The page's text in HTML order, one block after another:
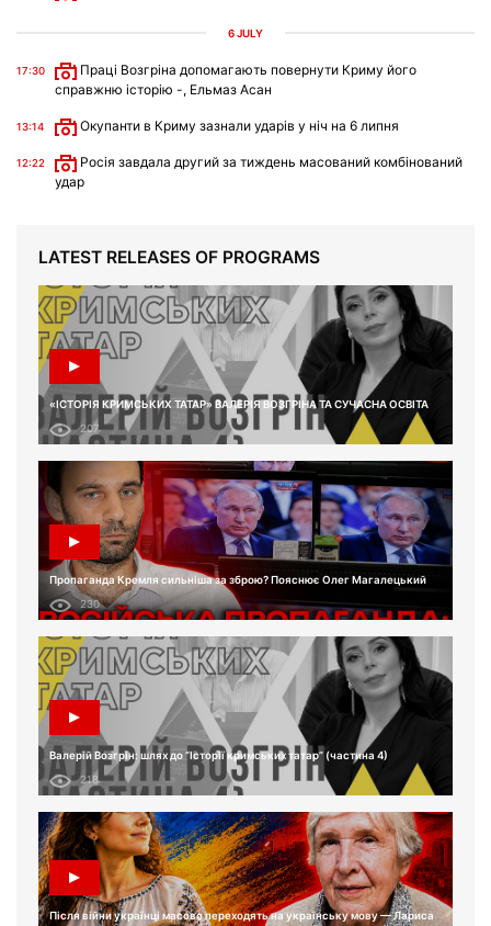
6 JULY
17:30
Праці Возгріна допомагають повернути Криму його
справжню історію -, Ельмаз Асан
13:14 Окупанти в Криму зазнали ударів у ніч на 6 липня
12:22
Росія завдала другий за тиждень масований комбінований
удар
LATEST RELEASES OF PROGRAMS
«ІСТОРІЯ КРИМСЬКИХ ТАТАР» ВАЛЕРІЯ ВОЗГРІНА ТА СУЧАСНА ОСВІТА
207
Пропаганда Кремля сильніша за зброю? Пояснює Олег Магалецький
230
Валерій Возгрін: шлях до “Історії кримських татар” (частина 4)
218
Після війни українці масово переходять на українську мову — Лариса